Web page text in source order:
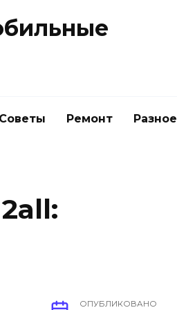
Советы Ремонт Разное
ОПУБЛИКОВАНО